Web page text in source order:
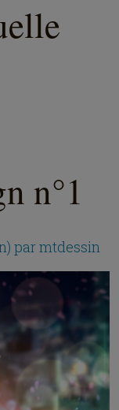
n°1
par mtdessin